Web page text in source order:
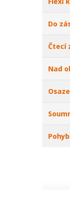
Do
Čtecí
Nad